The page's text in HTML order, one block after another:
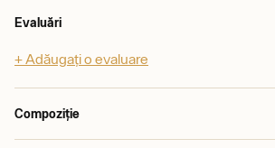
Evaluări
+ Adăugați o evaluare
Compoziție